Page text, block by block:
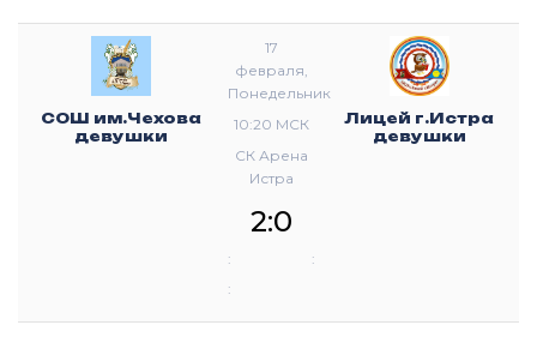
СОШ им.Чехова
девушки
17
февраля,
Понедельник
10:20 МСК
СК Арена
Истра
2:0
:
:
:
Лицей г.Истра
девушки